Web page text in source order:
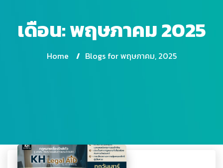
เดือน:พฤษภาคม 2025
Home / Blogs for พฤษภาคม, 2025